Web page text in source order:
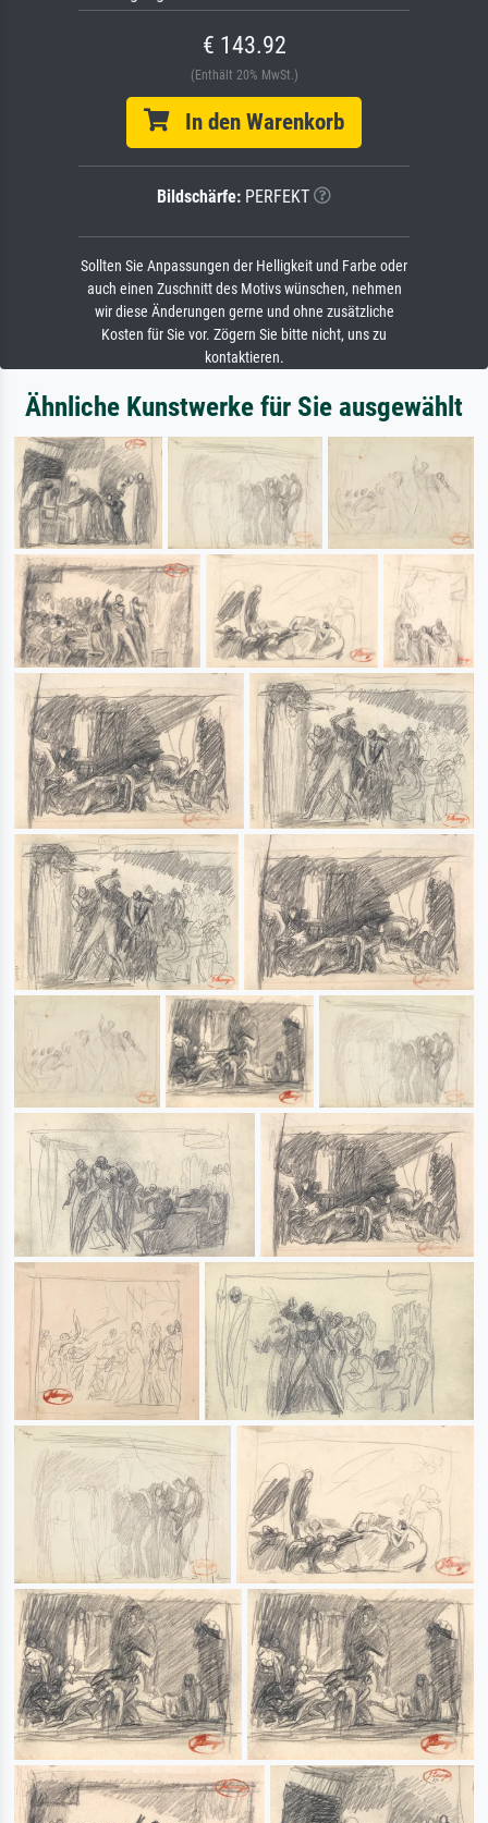
€ 143.92
(Enthält 20% MwSt.)
In den Warenkorb
Bildschärfe: PERFEKT
Sollten Sie Anpassungen der Helligkeit und Farbe oder
auch einen Zuschnitt des Motivs wünschen, nehmen
wir diese Änderungen gerne und ohne zusätzliche
Kosten für Sie vor. Zögern Sie bitte nicht, uns zu
kontaktieren.
Ähnliche Kunstwerke für Sie ausgewählt